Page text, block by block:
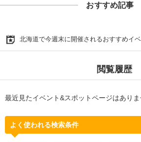
おすすめ記事
北海道で今週末に開催されるおすすめイ
閲覧履歴
最近見たイベント&スポットページはありま
よく使われる検索条件